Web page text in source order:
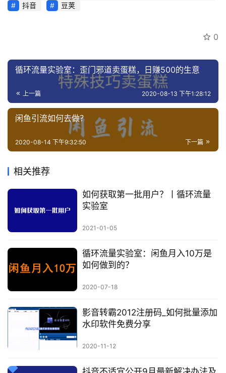
抖音 豆荚
0
循环流量实验室：歪门邪道卖蛋糕，日赚500的生意
上一篇 2020-08-13 下午1:28:12
闲鱼引流如何去做？
下一篇
2020-08-14 下午9:32:50
相关推荐
如何获取第一批用户？丨循环流量
实验室
2021-01-05
循环流量实验室：闲鱼月入10万是
如何做到的？
2020-07-18
影音转霸2012注册码_如何批量添加
水印软件免费分享
2020-11-12